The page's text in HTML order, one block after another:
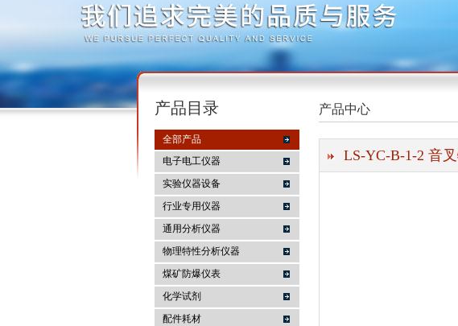
麦科仪（北京）科技有限公司
产品目录
全部产品
电子电工仪器
实验仪器设备
行业专用仪器
通用分析仪器
物理特性分析仪器
煤矿防爆仪表
化学试剂
配件耗材
产品中心
LS-YC-B-1-2 音